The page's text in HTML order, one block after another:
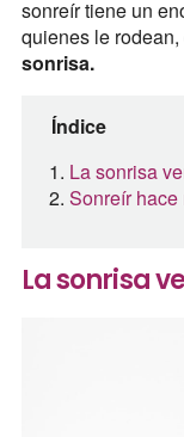
sonreír tiene un
quienes le rodean,
sonrisa.
Índice
La sonrisa
Sonreír hace
La sonrisa